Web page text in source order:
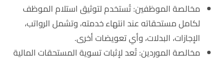
مخالصة الموظفين: تُستخدم لتوثيق استلام الموظف
لكامل مستحقاته عند انتهاء خدمته، وتشمل الرواتب،
الإجازات، البدلات، وأي تعويضات أخرى.
مخالصة الموردين: تُعد لإثبات تسوية المستحقات المالية